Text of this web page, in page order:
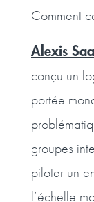
Comment
Alexis
conçu un
portée
groupes
piloter un
l’échelle